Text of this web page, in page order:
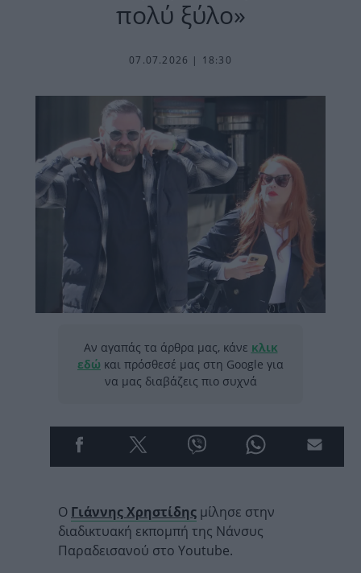
πολύ ξύλο»
07.07.2026 | 18:30
Αν αγαπάς τα άρθρα μας, κάνε κλικ
εδώ και πρόσθεσέ μας στη Google για
να μας διαβάζεις πιο συχνά
Ο Γιάννης Χρηστίδης μίλησε στην
διαδικτυακή εκπομπή της Νάνσυς
Παραδεισανού στο Youtube.